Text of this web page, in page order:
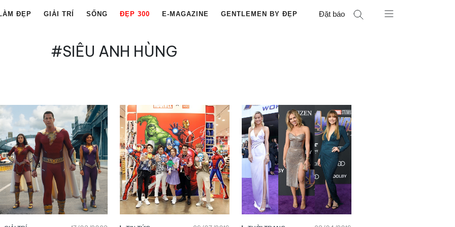
ĐẸP GIẢI TRÍ SỐNG ĐẸP 300 E-MAGAZINE GENTLEMEN BY ĐẸP Đặt báo
#SIÊU ANH HÙNG